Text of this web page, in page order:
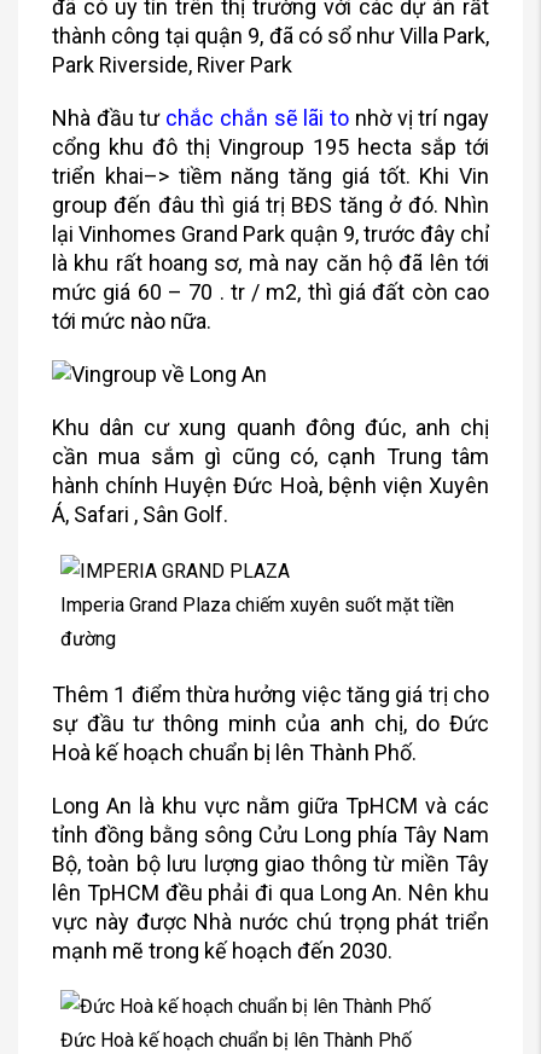
đã có uy tín trên thị trường với các dự án rất
thành công tại quận 9, đã có sổ như Villa Park,
Park Riverside, River Park
Nhà đầu tư chắc chắn sẽ lãi to nhờ vị trí ngay
cổng khu đô thị Vingroup 195 hecta sắp tới
triển khai–> tiềm năng tăng giá tốt. Khi Vin
group đến đâu thì giá trị BĐS tăng ở đó. Nhìn
lại Vinhomes Grand Park quận 9, trước đây chỉ
là khu rất hoang sơ, mà nay căn hộ đã lên tới
mức giá 60 – 70 . tr / m2, thì giá đất còn cao
tới mức nào nữa.
Khu dân cư xung quanh đông đúc, anh chị
cần mua sắm gì cũng có, cạnh Trung tâm
hành chính Huyện Đức Hoà, bệnh viện Xuyên
Á, Safari , Sân Golf.
Imperia Grand Plaza chiếm xuyên suốt mặt tiền
đường
Thêm 1 điểm thừa hưởng việc tăng giá trị cho
sự đầu tư thông minh của anh chị, do Đức
Hoà kế hoạch chuẩn bị lên Thành Phố.
Long An là khu vực nằm giữa TpHCM và các
tỉnh đồng bằng sông Cửu Long phía Tây Nam
Bộ, toàn bộ lưu lượng giao thông từ miền Tây
lên TpHCM đều phải đi qua Long An. Nên khu
vực này được Nhà nước chú trọng phát triển
mạnh mẽ trong kế hoạch đến 2030.
Đức Hoà kế hoạch chuẩn bị lên Thành Phố